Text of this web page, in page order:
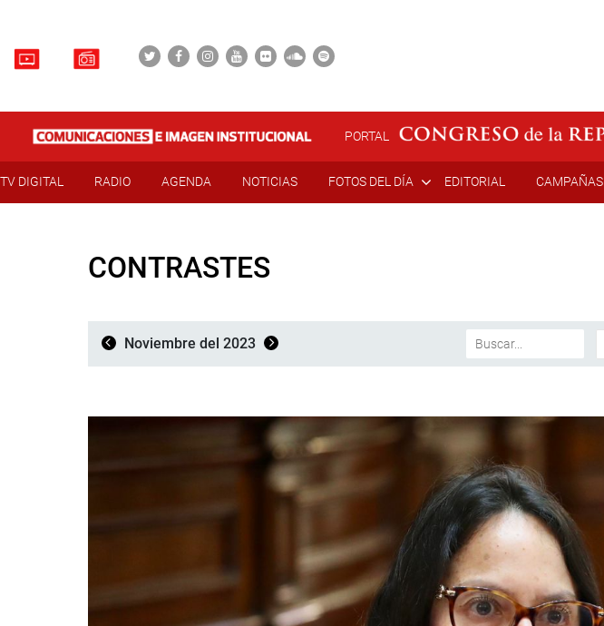
PORTAL
TV DIGITAL RADIO AGENDA NOTICIAS FOTOS DEL DÍA EDITORIAL CAMPAÑAS
CONTRASTES
Noviembre del 2023